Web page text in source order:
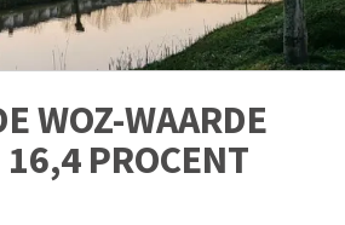
WOZ-WAARDE
PROCENT